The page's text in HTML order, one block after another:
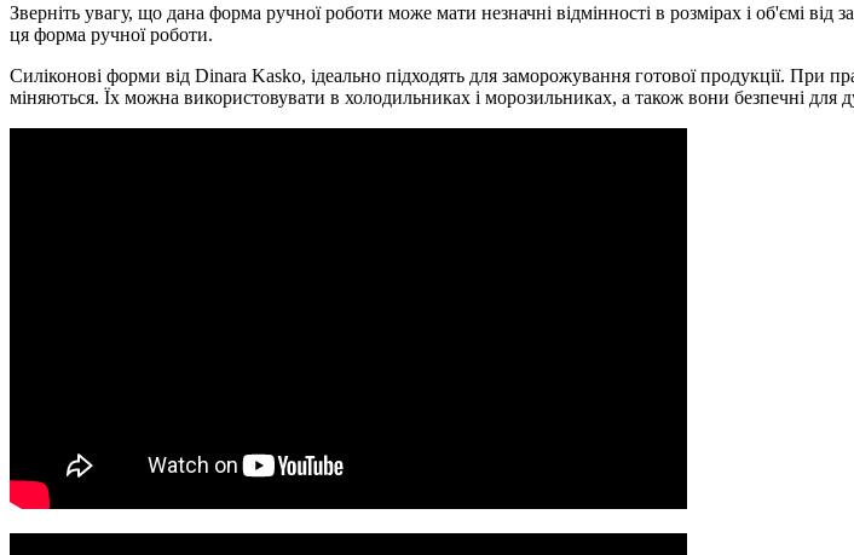
Зверніть увагу, що дана форма ручної роботи може мати незначні відмінності в розмірах і об'ємі від
ця форма ручної роботи.
Силіконові форми від Dinara Kasko, ідеально підходять для заморожування готової продукції. При
міняються. Їх можна використовувати в холодильниках і морозильниках, а також вони безпечні для